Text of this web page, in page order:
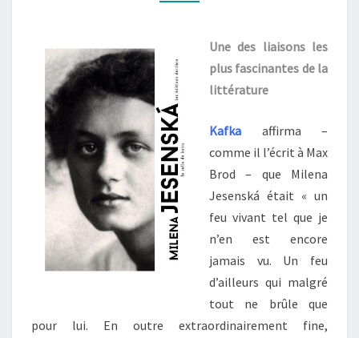
Une des liaisons les
plus fascinantes de la
littérature
Kafka affirma –
comme il l’écrit à Max
Brod – que Milena
Jesenská était « un
feu vivant tel que je
n’en est encore
jamais vu. Un feu
d’ailleurs qui malgré
tout ne brûle que
pour lui. En outre extraordinairement fine,